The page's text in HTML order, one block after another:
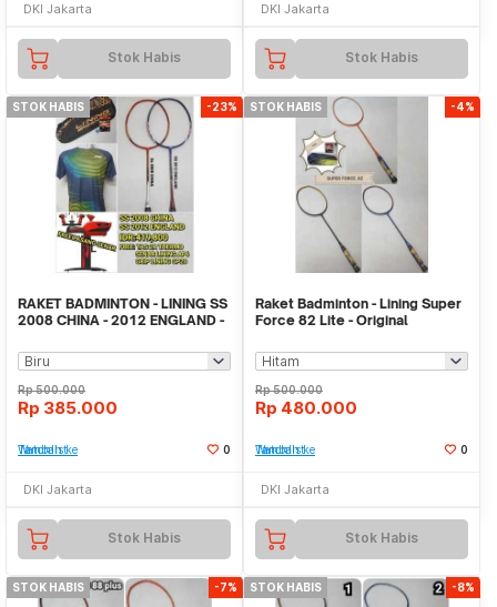
DKI Jakarta
Stok Habis
DKI Jakarta
Stok Habis
STOK HABIS -23%
RAKET BADMINTON - LINING SS
2008 CHINA - 2012 ENGLAND -
Rp500.000
Rp 385.000
Tambah ke Watchlist 0
DKI Jakarta
Stok Habis
STOK HABIS -4%
Raket Badminton - Lining Super
Force 82 Lite - Original
Rp500.000
Rp 480.000
Tambah ke Watchlist 0
DKI Jakarta
Stok Habis
STOK HABIS -7% STOK HABIS -8%